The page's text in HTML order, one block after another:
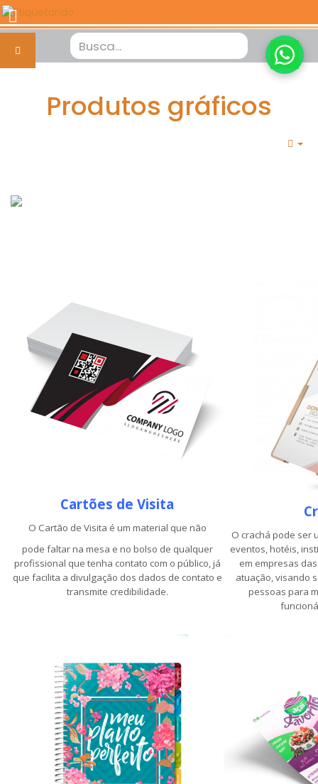
Produtos gráficos
Cartões de Visita
O Cartão de Visita é um material que não
pode faltar na mesa e no bolso de qualquer
profissional que tenha contato com o público, já
que facilita a divulgação dos dados de contato e
transmite credibilidade.
O crachá pode ser
eventos, hotéis,
em empresas
atuação, visando
pessoas para